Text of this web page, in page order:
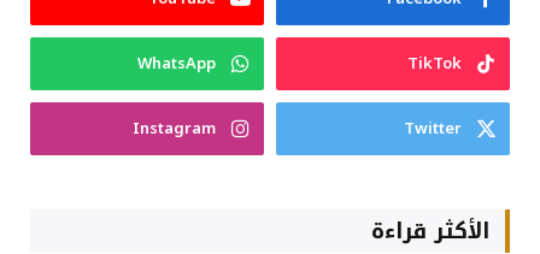
TikTok
WhatsApp
Twitter
Instagram
الأكثر قراءة